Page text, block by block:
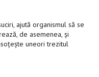
ajută organismul să se
de asemenea, și
uneori trezitul